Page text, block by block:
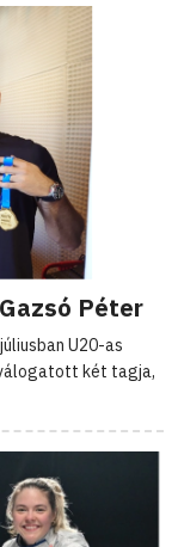
Péter
U20-as
két tagja,